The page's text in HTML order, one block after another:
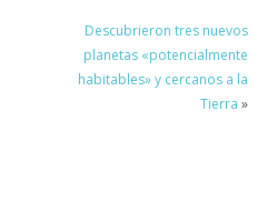
Descubrieron tres nuevos
planetas «potencialmente
habitables» y cercanos a la
Tierra »